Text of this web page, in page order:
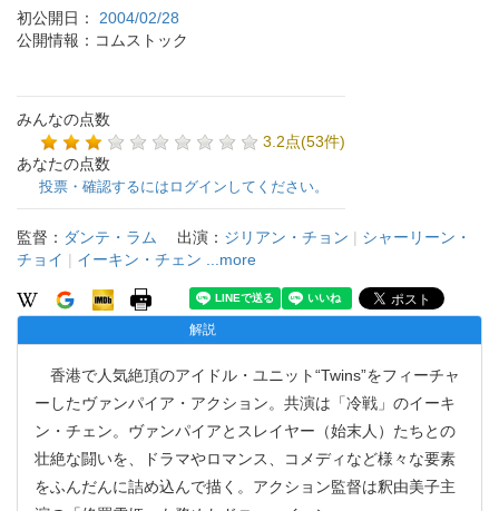
初公開日： 2004/02/28
公開情報：コムストック
みんなの点数
3.2点(53件)
あなたの点数
投票・確認するにはログインしてください。
監督： ダンテ・ラム 出演： ジリアン・チョン | シャーリーン・
チョイ | イーキン・チェン ...more
解説
香港で人気絶頂のアイドル・ユニット“Twins”をフィーチャ
ーしたヴァンパイア・アクション。共演は「冷戦」のイーキ
ン・チェン。ヴァンパイアとスレイヤー（始末人）たちとの
壮絶な闘いを、ドラマやロマンス、コメディなど様々な要素
をふんだんに詰め込んで描く。アクション監督は釈由美子主